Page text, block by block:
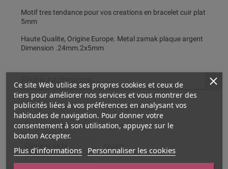
Motif tres tendance pour vos creations en bracelet cuir plat
5mm
Haute Qualite, Origine Europe. Metal zamak plaque argent
Dimension .24mm.2x5mm
Fiche technique
Composition Zamak plaqué argent
Couleur dominante Argent
Couleur de la
finition
Argent
Ce site Web utilise ses propres cookies et ceux de
tiers pour améliorer nos services et vous montrer des
publicités liées à vos préférences en analysant vos
habitudes de navigation. Pour donner votre
consentement à son utilisation, appuyez sur le
bouton Accepter.
Plus d'informations Personnaliser les cookies